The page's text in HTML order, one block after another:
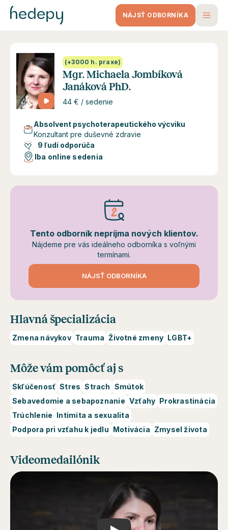
NÁJSŤ ODBORNÍKA
(+3000 h. praxe)
Mgr. Michaela Jombíková
Janáková PhD.
44 € / sedenie
Absolvent psychoterapeutického výcviku
Konzultant pre duševné zdravie
9 ľudí odporúča
Iba online sedenia
Tento odborník nepríjma nových klientov.
Nájdeme pre vás ideálneho odborníka s voľnými
termínami.
NÁJSŤ ODBORNÍKA
Hlavná špecializácia
Zmena návykov Trauma Životné zmeny LGBT+
Môže vám pomôcť aj s
Skľúčenosť Stres Strach Smútok
Sebavedomie a sebapoznanie Vzťahy Prokrastinácia
Trúchlenie Intimita a sexualita
Podpora pri vzťahu k jedlu Motivácia Zmysel života
Videomedailónik